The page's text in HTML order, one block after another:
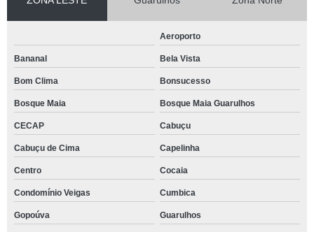
Aeroporto
Bananal Bela Vista
Bom Clima Bonsucesso
Bosque Maia Bosque Maia Guarulhos
CECAP Cabuçu
Cabuçu de Cima Capelinha
Centro Cocaia
Condomínio Veigas Cumbica
Gopoúva Guarulhos